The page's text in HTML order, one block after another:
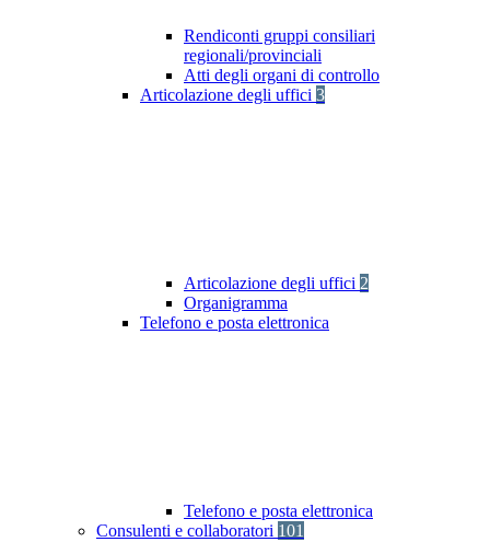
Rendiconti gruppi consiliari
regionali/provinciali
Atti degli organi di controllo
Articolazione degli uffici 3
Articolazione degli uffici 2
Organigramma
Telefono e posta elettronica
Telefono e posta elettronica
Consulenti e collaboratori 101